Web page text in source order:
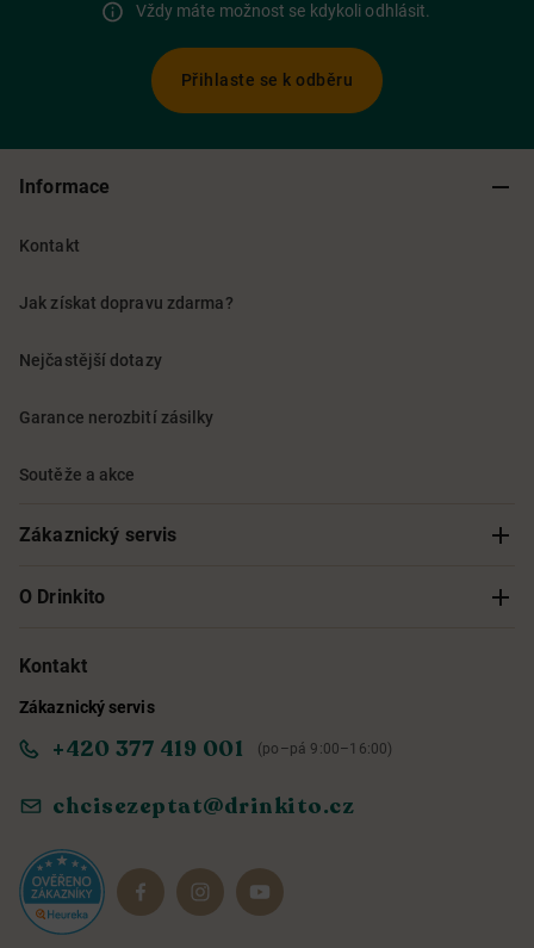
Vždy máte možnost se kdykoli odhlásit.
Přihlaste se k odběru
Informace
Kontakt
Jak získat dopravu zdarma?
Nejčastější dotazy
Garance nerozbití zásilky
Soutěže a akce
Zákaznický servis
Sledování objednávky
Obchodní podmínky
Ochrana osobních údajů
Reklamace a vrácení
O Drinkito
O nás
Informace o přístupnosti služby
Dárkové sady
Kontakt
Zákaznický servis
+420 377 419 001 (po–pá 9:00–16:00)
chcisezeptat@drinkito.cz